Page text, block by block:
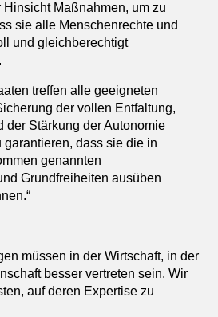
Maßnahmen, um zu
sie alle Menschenrechte und
und gleichberechtigt
treffen alle geeigneten
der vollen Entfaltung,
der Stärkung der Autonomie
garantieren, dass sie die in
genannten
Grundfreiheiten ausüben
müssen in der Wirtschaft, in der
besser vertreten sein. Wir
auf deren Expertise zu